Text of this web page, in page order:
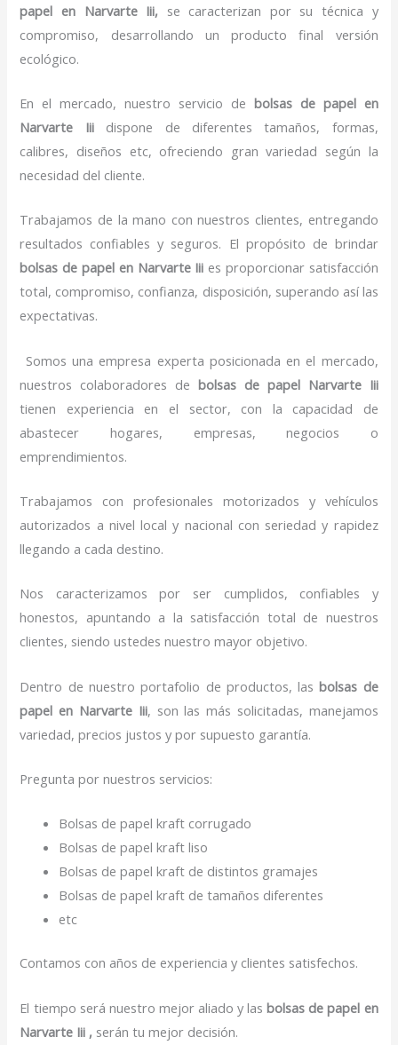
papel en Narvarte Iii, se caracterizan por su técnica y
compromiso, desarrollando un producto final versión
ecológico.
En el mercado, nuestro servicio de bolsas de papel en
Narvarte Iii dispone de diferentes tamaños, formas,
calibres, diseños etc, ofreciendo gran variedad según la
necesidad del cliente.
Trabajamos de la mano con nuestros clientes, entregando
resultados confiables y seguros. El propósito de brindar
bolsas de papel en Narvarte Iii es proporcionar satisfacción
total, compromiso, confianza, disposición, superando así las
expectativas.
Somos una empresa experta posicionada en el mercado,
nuestros colaboradores debolsas de papelNarvarte Iii
tienen experiencia en el sector, con la capacidad de
abastecer hogares, empresas, negocios o
emprendimientos.
Trabajamos con profesionales motorizados y vehículos
autorizados a nivel local y nacional con seriedad y rapidez
llegando a cada destino.
Nos caracterizamos por ser cumplidos, confiables y
honestos, apuntando a la satisfacción total de nuestros
clientes, siendo ustedes nuestro mayor objetivo.
Dentro de nuestro portafolio de productos, lasbolsas de
papel en Narvarte Iii, son las más solicitadas, manejamos
variedad, precios justos y por supuesto garantía.
Pregunta por nuestros servicios:
Bolsas de papel kraft corrugado
Bolsas de papel kraft liso
Bolsas de papel kraft de distintos gramajes
Bolsas de papel kraft de tamaños diferentes
etc
Contamos con años de experiencia y clientes satisfechos.
El tiempo será nuestro mejor aliado y lasbolsas de papel en
Narvarte Iii , serán tu mejor decisión.